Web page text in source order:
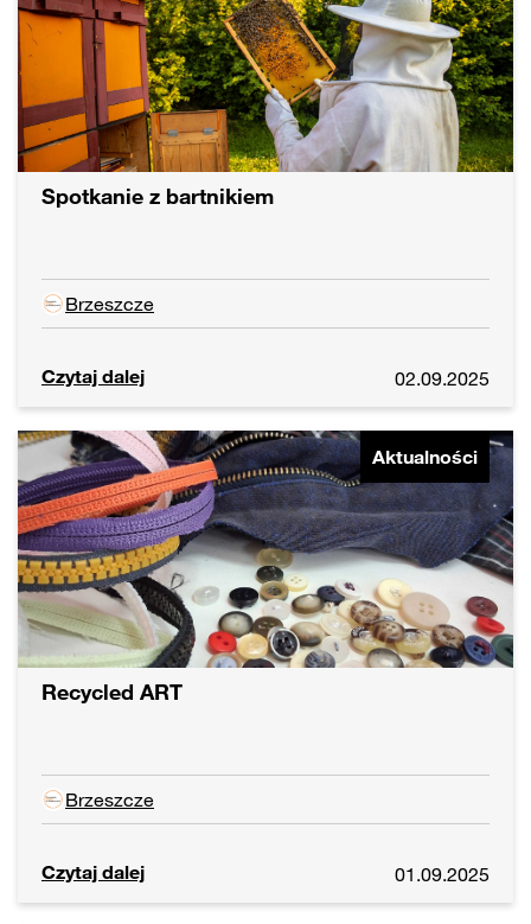
Spotkanie z bartnikiem
Brzeszcze
Czytaj dalej 02.09.2025
Aktualności
Recycled ART
Brzeszcze
Czytaj dalej 01.09.2025